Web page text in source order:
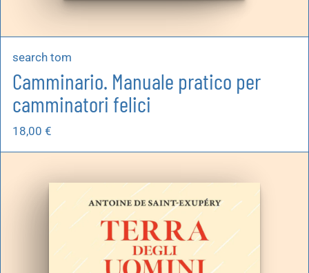
search tom
Camminario. Manuale pratico per
camminatori felici
18,00 €